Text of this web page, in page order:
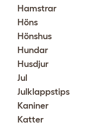
Hamstrar
Höns
Hönshus
Hundar
Husdjur
Jul
Julklappstips
Kaniner
Katter